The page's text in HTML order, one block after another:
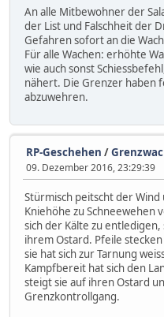
An alle Mitbewohner der
der List und Falschheit der
Gefahren sofort an die
Für alle Wachen: erhöhte
wie auch sonst
nähert. Die Grenzer haben
abzuwehren.
RP-Geschehen /
09. Dezember 2016, 23:29:39
Stürmisch peitscht der
Kniehöhe zu Schneewehen
sich der Kälte zu
ihrem Ostard. Pfeile
sie hat sich zur Tarnung
Kampfbereit hat sich den
steigt sie auf ihren Ostard
Grenzkontrollgang.